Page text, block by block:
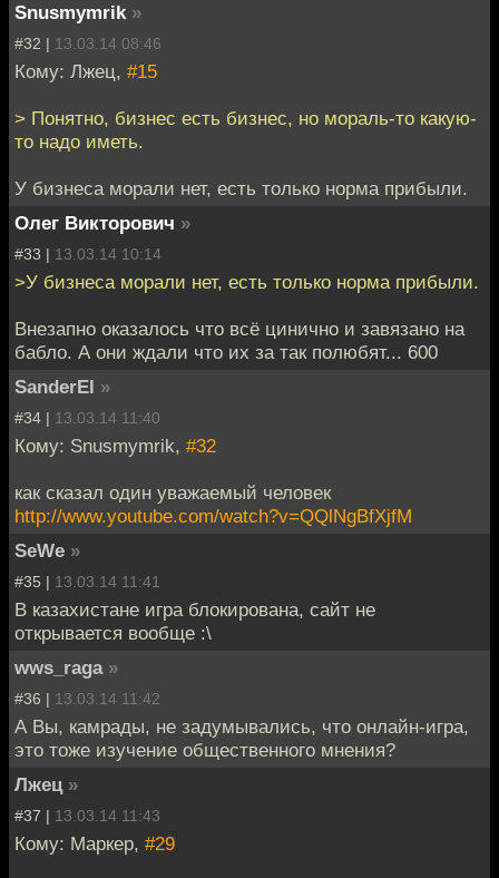
Snusmymrik »
#32 | 13.03.14 08:46
Кому: Лжец, #15
> Понятно, бизнес есть бизнес, но мораль-то какую-
то надо иметь.
У бизнеса морали нет, есть только норма прибыли.
Олег Викторович »
#33 | 13.03.14 10:14
>У бизнеса морали нет, есть только норма прибыли.
Внезапно оказалось что всё цинично и завязано на
бабло. А они ждали что их за так полюбят... 600
SanderEl »
#34 | 13.03.14 11:40
Кому: Snusmymrik, #32
как сказал один уважаемый человек
http://www.youtube.com/watch?v=QQlNgBfXjfM
SeWe »
#35 | 13.03.14 11:41
В казахистане игра блокирована, сайт не
открывается вообще :\
wws_raga »
#36 | 13.03.14 11:42
А Вы, камрады, не задумывались, что онлайн-игра,
это тоже изучение общественного мнения?
Лжец »
#37 | 13.03.14 11:43
Кому: Маркер, #29